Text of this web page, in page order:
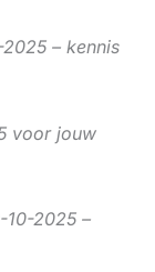
– kennis
voor jouw
2025 –